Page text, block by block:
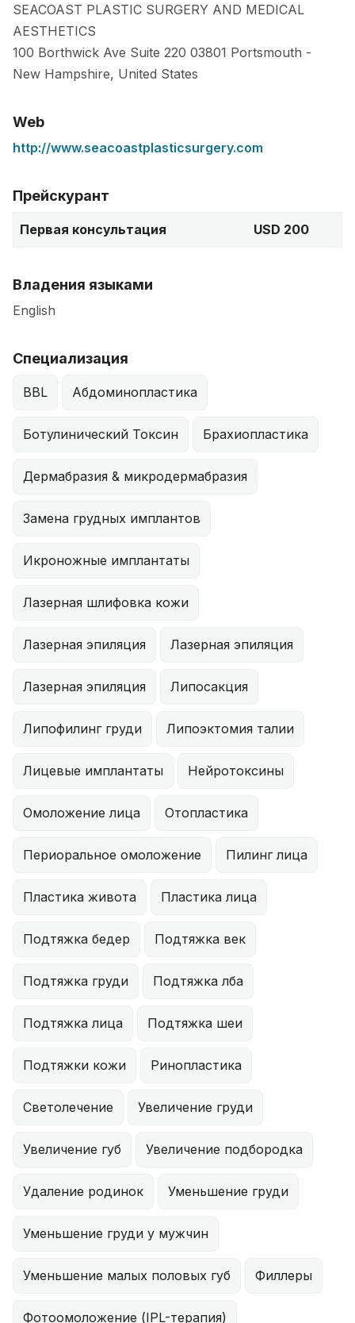
SEACOAST PLASTIC SURGERY AND MEDICAL
AESTHETICS
100 Borthwick Ave Suite 220 03801 Portsmouth -
New Hampshire, United States
Web
http://www.seacoastplasticsurgery.com
Прейскурант
Первая консультация USD 200
Владения языками
English
Специализация
BBL Абдоминопластика
Ботулинический Токсин Брахиопластика
Дермабразия & микродермабразия
Замена грудных имплантов
Икроножные имплантаты
Лазерная шлифовка кожи
Лазерная эпиляция Лазерная эпиляция
Лазерная эпиляция Липосакция
Липофилинг груди Липоэктомия талии
Лицевые имплантаты Нейротоксины
Омоложение лица Отопластика
Периоральное омоложение Пилинг лица
Пластика живота Пластика лица
Подтяжка бедер Подтяжка век
Подтяжка груди Подтяжка лба
Подтяжка лица Подтяжка шеи
Подтяжки кожи Ринопластика
Светолечение Увеличение груди
Увеличение губ Увеличение подбородка
Удаление родинок Уменьшение груди
Уменьшение груди у мужчин
Уменьшение малых половых губ Филлеры
Фотоомоложение (IPL-терапия)